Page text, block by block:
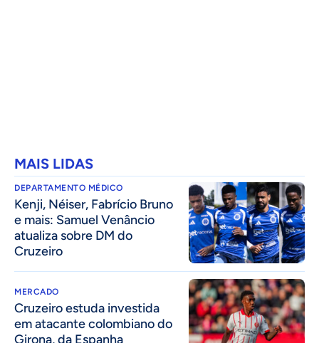
MAIS LIDAS
DEPARTAMENTO MÉDICO
Kenji, Néiser, Fabrício Bruno
e mais: Samuel Venâncio
atualiza sobre DM do
Cruzeiro
MERCADO
Cruzeiro estuda investida
em atacante colombiano do
Girona, da Espanha